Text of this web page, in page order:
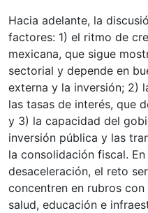
Hacia adelante, la
factores: 1) el ritmo de
mexicana, que sigue
sectorial y depende en
externa y la inversión; 2)
las tasas de interés, que
y 3) la capacidad del
inversión pública y las
la consolidación fiscal.
desaceleración, el reto
concentren en rubros
salud, educación e